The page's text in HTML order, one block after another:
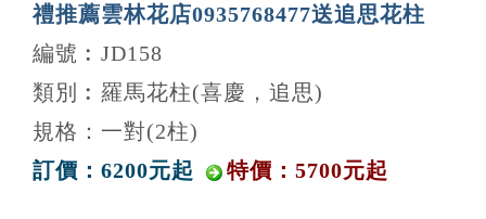
禮推薦雲林花店0935768477送追思花柱
編號︰JD158
類別︰羅馬花柱(喜慶，追思)
規格：一對(2柱)
訂價：6200元起
特價：5700元起